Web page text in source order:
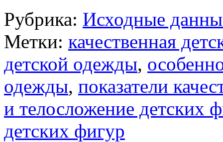
Рубрика: Исходные
Метки: качественная
детской одежды,
одежды, показатели
и телосложение детских
детских фигур